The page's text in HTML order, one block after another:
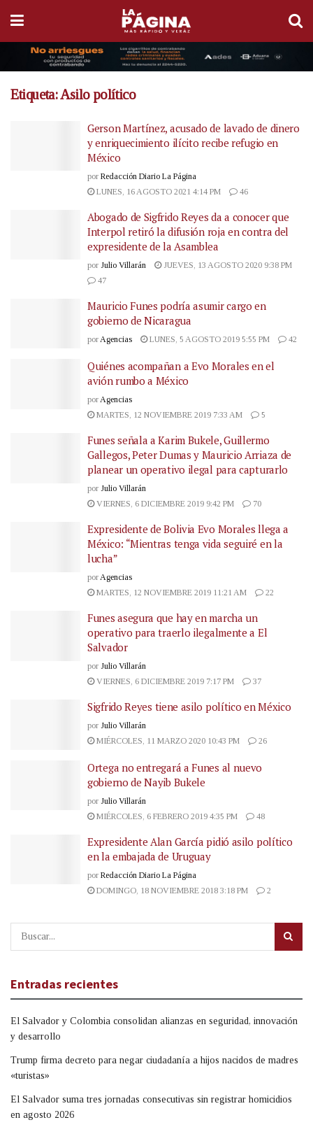
Etiqueta:Asilo político
Gerson Martínez, acusado de lavado de dinero
y enriquecimiento ilícito recibe refugio en
México
por Redacción Diario La Página
LUNES, 16 AGOSTO 2021 4:14 PM
46
Abogado de Sigfrido Reyes da a conocer que
Interpol retiró la difusión roja en contra del
expresidente de la Asamblea
por Julio Villarán
JUEVES, 13 AGOSTO 2020 9:38 PM
47
Mauricio Funes podría asumir cargo en
gobierno de Nicaragua
por Agencias LUNES, 5 AGOSTO 2019 5:55 PM 42
Quiénes acompañan a Evo Morales en el
avión rumbo a México
porAgencias
MARTES, 12 NOVIEMBRE 2019 7:33 AM
5
Funes señala a Karim Bukele, Guillermo
Gallegos, Peter Dumas y Mauricio Arriaza de
planear un operativo ilegal para capturarlo
por Julio Villarán
VIERNES, 6 DICIEMBRE 2019 9:42 PM
70
Expresidente de Bolivia Evo Morales llega a
México: “Mientras tenga vida seguiré en la
lucha”
porAgencias
MARTES, 12 NOVIEMBRE 2019 11:21 AM
22
Funes asegura que hay en marcha un
operativo para traerlo ilegalmente a El
Salvador
por Julio Villarán
VIERNES, 6 DICIEMBRE 2019 7:17 PM
37
Sigfrido Reyes tiene asilo político en México
por Julio Villarán
MIÉRCOLES, 11 MARZO 2020 10:43 PM
26
Ortega no entregará a Funes al nuevo
gobierno de Nayib Bukele
por Julio Villarán
MIÉRCOLES, 6 FEBRERO 2019 4:35 PM
48
Expresidente Alan García pidió asilo político
en la embajada de Uruguay
por Redacción Diario La Página
DOMINGO, 18 NOVIEMBRE 2018 3:18 PM
2
Entradas recientes
El Salvador y Colombia consolidan alianzas en seguridad, innovación
y desarrollo
Trump firma decreto para negar ciudadanía a hijos nacidos de madres
«turistas»
El Salvador suma tres jornadas consecutivas sin registrar homicidios
en agosto 2026